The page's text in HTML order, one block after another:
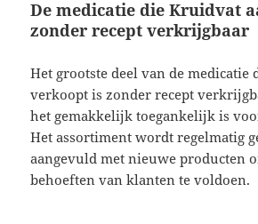
De medicatie die Kruidvat
zonder recept verkrijgbaar
Het grootste deel van de medicatie
verkoopt is zonder recept
het gemakkelijk toegankelijk is
Het assortiment wordt regelmatig
aangevuld met nieuwe producten
behoeften van klanten te voldoen.